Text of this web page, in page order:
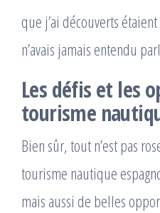
que j’ai découverts
n’avais jamais entendu
Les défis et les
tourisme
Bien sûr, tout n’est pas
tourisme nautique
mais aussi de belles